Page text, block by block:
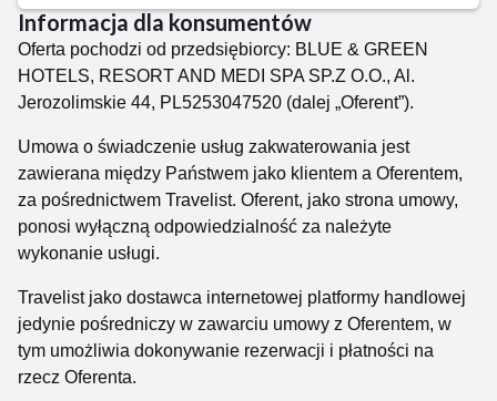
klimatyzacyjne, wodociągi, ciepłownie oraz dwie
centrale dalekopisowe. To właśnie tam miał miejsce
słynny zamach na wodza nazistowskich Niemiec,
ukazany na ekranie w filmie „Walkiria”.
Kanału Mazurskiego to wyjątkowa gratka dla
poszukiwaczy budowli wojskowych i zabytków
techniki. Koniecznie trzeba odwiedzić doskonale
zachowany kompleks hitlerowskich bunkrów z okresu
II wojny światowej w Mamerkach oraz monumentalne
Piramida w Rapie: na północ od Węgorzewa, przy
granicy z Rosją, znajduje się unikalny grobowiec
pruskiego rodu von Fahrenheid z początu XIX w.,
zaprojektowany przez duńskiego rzeźbiarza Bertela
Informacja dla konsumentów
Oferta pochodzi od przedsiębiorcy: BLUE & GREEN
HOTELS, RESORT AND MEDI SPA SP.Z O.O., Al.
Jerozolimskie 44, PL5253047520 (dalej „Oferent”).
Umowa o świadczenie usług zakwaterowania jest
zawierana między Państwem jako klientem a Oferentem,
za pośrednictwem Travelist. Oferent, jako strona umowy,
ponosi wyłączną odpowiedzialność za należyte
wykonanie usługi.
Travelist jako dostawca internetowej platformy handlowej
jedynie pośredniczy w zawarciu umowy z Oferentem, w
tym umożliwia dokonywanie rezerwacji i płatności na
rzecz Oferenta.